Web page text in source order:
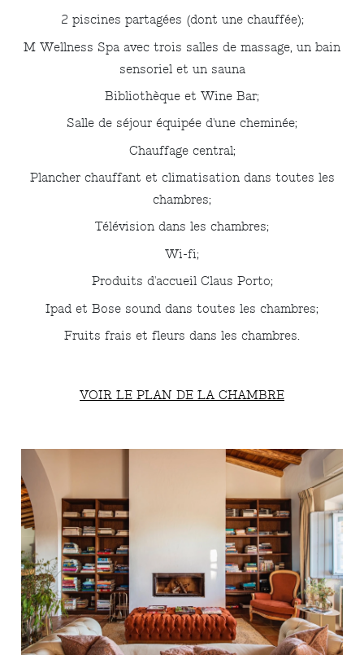
2 piscines partagées (dont une chauffée);
M Wellness Spa avec trois salles de massage, un bain
sensoriel et un sauna
Bibliothèque et Wine Bar;
Salle de séjour équipée d'une cheminée;
Chauffage central;
Plancher chauffant et climatisation dans toutes les
chambres;
Télévision dans les chambres;
Wi-fi;
Produits d'accueil Claus Porto;
Ipad et Bose sound dans toutes les chambres;
Fruits frais et fleurs dans les chambres.
VOIR LE PLAN DE LA CHAMBRE